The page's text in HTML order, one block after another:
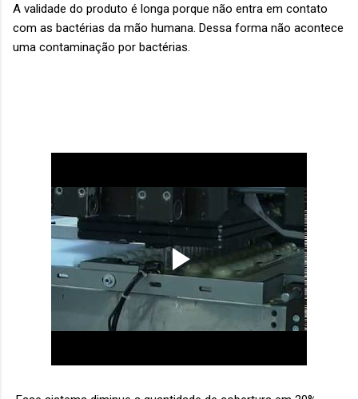
A validade do produto é longa porque não entra em contato
com as bactérias da mão humana. Dessa forma não acontece
uma contaminação por bactérias.